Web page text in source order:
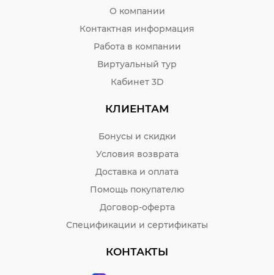
О компании
Контактная информация
Работа в компании
Виртуальный тур
Кабинет 3D
КЛИЕНТАМ
Бонусы и скидки
Условия возврата
Доставка и оплата
Помощь покупателю
Договор-оферта
Спецификации и сертификаты
КОНТАКТЫ